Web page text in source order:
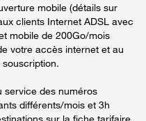
mobile (détails sur
clients Internet ADSL avec
mobile de 200Go/mois
votre accès internet et au
service des numéros
différents/mois et 3h
sur la fiche tarifaire